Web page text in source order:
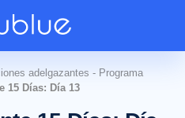
adelgazantes - Programa
15 Días: Día 13